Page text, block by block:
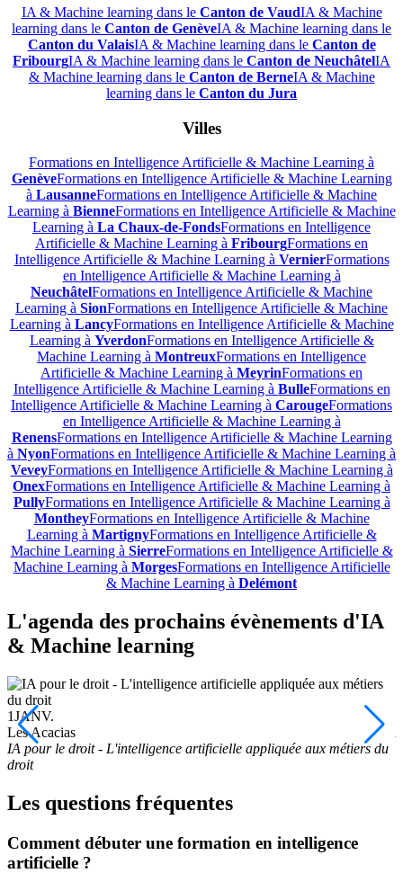
IA & Machine learning dans le Canton de VaudIA & Machine
learning dans le Canton de GenèveIA & Machine learning dans le
Canton du ValaisIA & Machine learning dans le Canton de
FribourgIA & Machine learning dans le Canton de NeuchâtelIA
& Machine learning dans le Canton de BerneIA & Machine
learning dans le Canton du Jura
Villes
Formations en Intelligence Artificielle & Machine Learning à
GenèveFormations en Intelligence Artificielle & Machine Learning
à LausanneFormations en Intelligence Artificielle & Machine
Learning à BienneFormations en Intelligence Artificielle & Machine
Learning à La Chaux-de-FondsFormations en Intelligence
Artificielle & Machine Learning à FribourgFormations en
Intelligence Artificielle & Machine Learning à VernierFormations
en Intelligence Artificielle & Machine Learning à
NeuchâtelFormations en Intelligence Artificielle & Machine
Learning à SionFormations en Intelligence Artificielle & Machine
Learning à LancyFormations en Intelligence Artificielle & Machine
Learning à YverdonFormations en Intelligence Artificielle &
Machine Learning à MontreuxFormations en Intelligence
Artificielle & Machine Learning à MeyrinFormations en
Intelligence Artificielle & Machine Learning à BulleFormations en
Intelligence Artificielle & Machine Learning à CarougeFormations
en Intelligence Artificielle & Machine Learning à
RenensFormations en Intelligence Artificielle & Machine Learning
à NyonFormations en Intelligence Artificielle & Machine Learning à
VeveyFormations en Intelligence Artificielle & Machine Learning à
OnexFormations en Intelligence Artificielle & Machine Learning à
PullyFormations en Intelligence Artificielle & Machine Learning à
MontheyFormations en Intelligence Artificielle & Machine
Learning à MartignyFormations en Intelligence Artificielle &
Machine Learning à SierreFormations en Intelligence Artificielle &
Machine Learning à MorgesFormations en Intelligence Artificielle
& Machine Learning à Delémont
L'agenda des prochains évènements d'IA
& Machine learning
1JANV.
Les Acacias
IA pour le droit - L'intelligence artificielle appliquée aux métiers du
droit
Les questions fréquentes
Comment débuter une formation en intelligence
artificielle ?